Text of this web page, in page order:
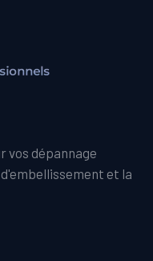
vos dépannage
et la